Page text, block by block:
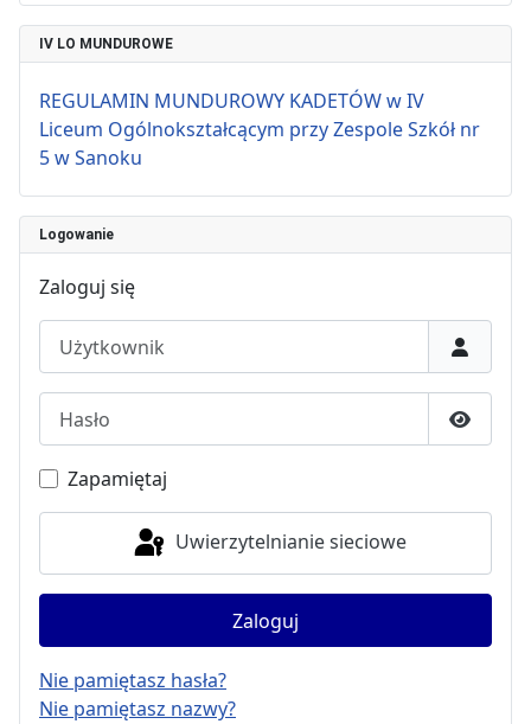
IV LO MUNDUROWE
REGULAMIN MUNDUROWY KADETÓW w IV
Liceum Ogólnokształcącym przy Zespole Szkół nr
5 w Sanoku
Logowanie
Zaloguj się
Pokaż
Zapamiętaj
Uwierzytelnianie sieciowe
Zaloguj
Nie pamiętasz hasła?
Nie pamiętasz nazwy?